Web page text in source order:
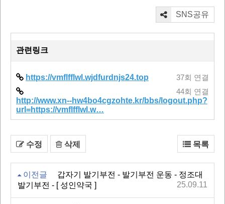
SNS공유
관련링크
https://vmflfflwl.wjdfurdnjs24.top 37회 연결
http://www.xn--hw4bo4cgzohte.kr/bbs/logout.php?
url=https://vmflfflwl.w…
44회 연결
수정 삭제 목록
이전글
갑자기 발기부전 - 발기부전 운동 - 정조대
발기부전 - [ 성인약국 ]
25.09.11